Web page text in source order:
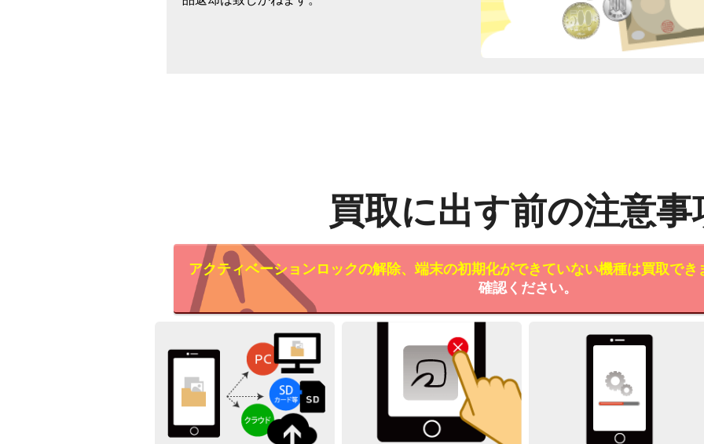
買取に出す前の注意事
アクティベーションロックの解除、端末の初期化ができていない機種は買取でき
確認ください。